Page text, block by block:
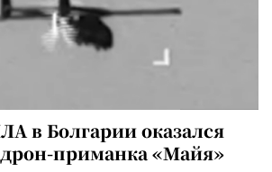
в Болгарии оказался
приманка «Майя»